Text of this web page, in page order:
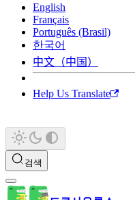
English
Français
Português (Brasil)
한국어
中文（中国）
Help Us Translate
검색